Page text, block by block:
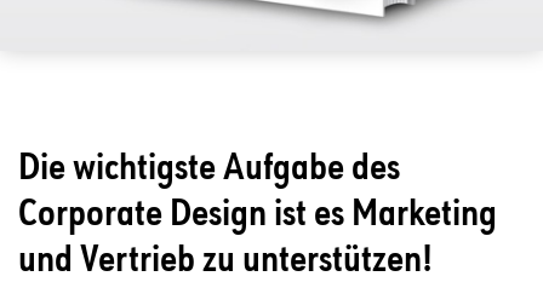
Die wichtigste Aufgabe des
Corporate Design ist es Marketing
und Vertrieb zu unterstützen!